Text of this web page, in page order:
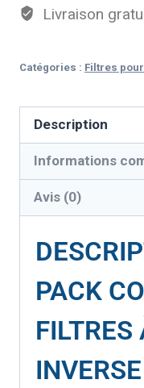
Livraison
Catégories : Filtres
Description
Informations
Avis (0)
PACK
FILTRES
INVERSE